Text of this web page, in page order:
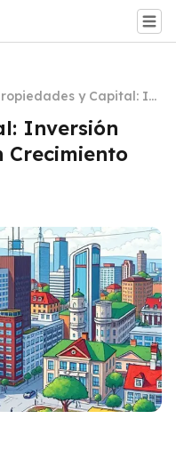
y Capital: In
versión Inmobiliaria para
Crecimiento Sólido
Inversión